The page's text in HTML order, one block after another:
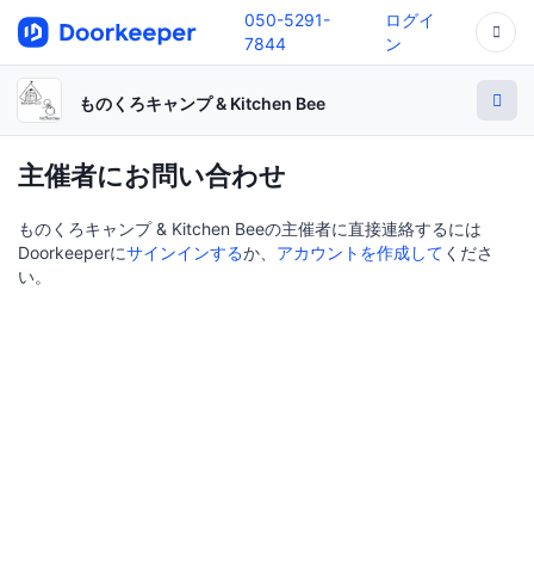
050-5291-
7844
ログイ
ン
ものくろキャンプ & Kitchen Bee
主催者にお問い合わせ
ものくろキャンプ & Kitchen Beeの主催者に直接連絡するには
Doorkeeperにサインインするか、 アカウントを作成して くださ
い。